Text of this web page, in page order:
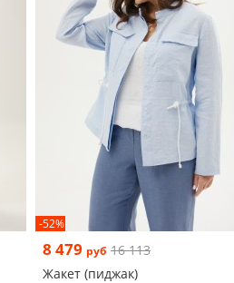
-52%
8 479 руб 16 113
Жакет (пиджак)